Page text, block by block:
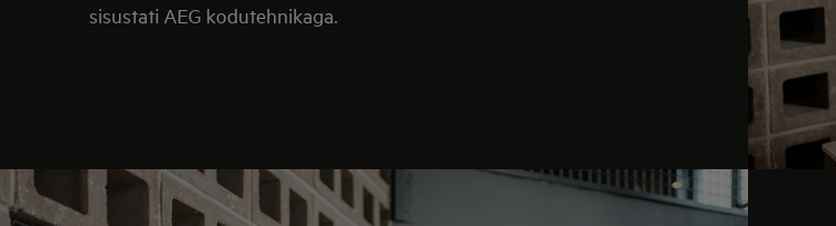
sisustati AEG kodutehnikaga.